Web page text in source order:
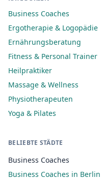
Business Coaches
Ergotherapie & Logopädie
Ernährungsberatung
Fitness & Personal Trainer
Heilpraktiker
Massage & Wellness
Physiotherapeuten
Yoga & Pilates
BELIEBTE STÄDTE
Business Coaches
Business Coaches in Berlin